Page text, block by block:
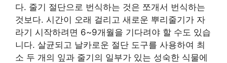
다. 줄기 절단으로 번식하는 것은 쪼개서 번식하는
것보다. 시간이 오래 걸리고 새로운 뿌리줄기가 자
라기 시작하려면 6~9개월을 기다려야 할 수도 있습
니다. 살균되고 날카로운 절단 도구를 사용하여 최
소 두 개의 잎과 줄기의 일부가 있는 성숙한 식물에